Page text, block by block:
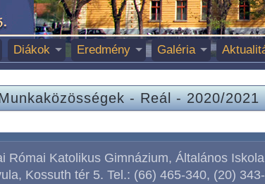
Diákok Eredmény Galéria
-Reál-2020/2021
Római Katolikus Gimnázium, Általános
Kossuth tér 5. Tel.: (66) 465-340, (20)